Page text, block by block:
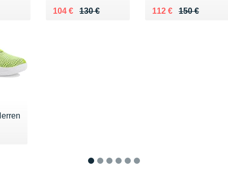
130 €
Au lieu de 130 €
104 €
Vendu 104 € 150 €
Au lieu de 150 €
112 €
Vendu 112 €